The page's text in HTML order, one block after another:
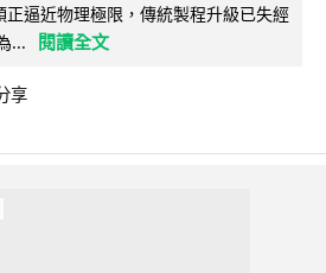
逼近物理極限，傳統製程升級已失經
...
閱讀全文
享